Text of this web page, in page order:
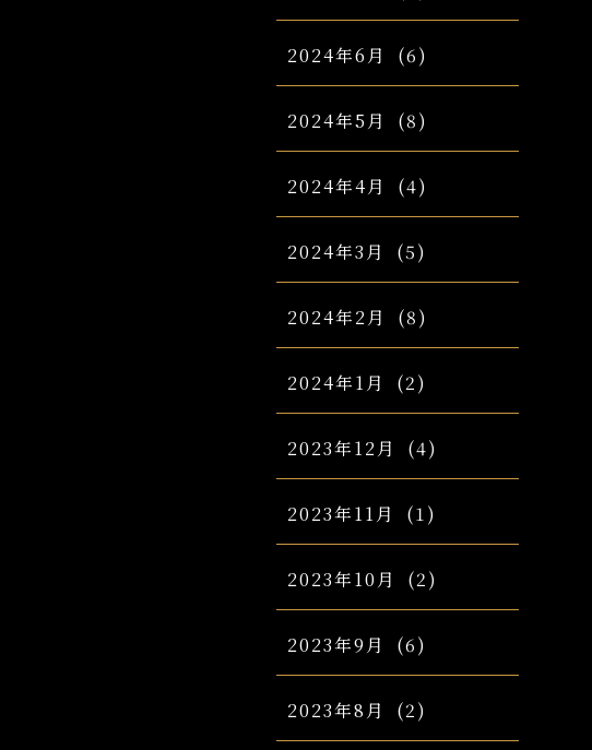
2024年6月 (6)
2024年5月 (8)
2024年4月 (4)
2024年3月 (5)
2024年2月 (8)
2024年1月 (2)
2023年12月 (4)
2023年11月 (1)
2023年10月 (2)
2023年9月 (6)
2023年8月 (2)